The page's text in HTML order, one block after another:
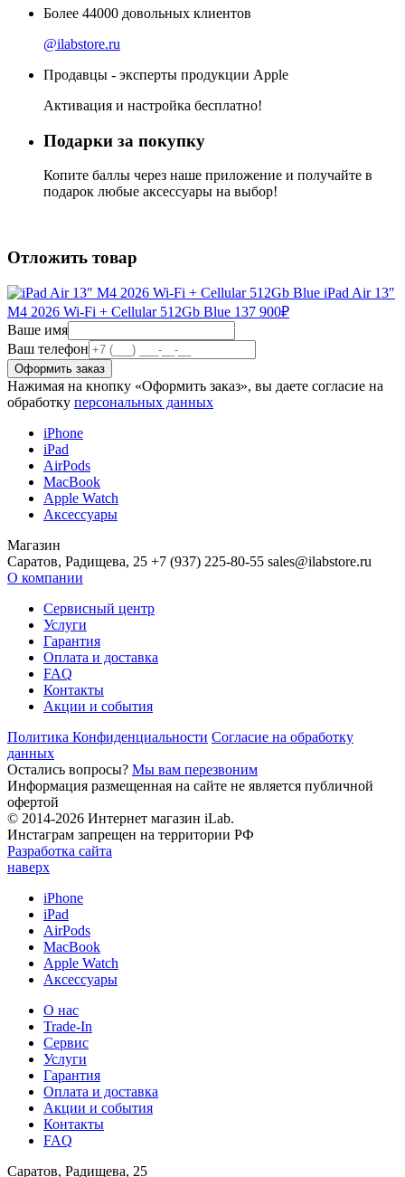
Более 44000 довольных клиентов
@ilabstore.ru
Продавцы - эксперты продукции Apple
Активация и настройка бесплатно!
Подарки за покупку
Копите баллы через наше приложение и получайте в
подарок любые аксессуары на выбор!
Отложить товар
iPad Air 13″
M4 2026 Wi-Fi + Cellular 512Gb Blue 137 900₽
Ваше имя
Ваш телефон
Нажимая на кнопку «Оформить заказ», вы даете согласие на
обработку персональных данных
iPhone
iPad
AirPods
MacBook
Apple Watch
Аксессуары
Магазин
Саратов, Радищева, 25 +7 (937) 225-80-55 sales@ilabstore.ru
О компании
Сервисный центр
Услуги
Гарантия
Оплата и доставка
FAQ
Контакты
Акции и события
Политика Конфиденциальности Согласие на обработку
данных
Остались вопросы? Мы вам перезвоним
Информация размещенная на сайте не является публичной
офертой
© 2014-2026 Интернет магазин iLab.
Инстаграм запрещен на территории РФ
Разработка сайта
наверх
iPhone
iPad
AirPods
MacBook
Apple Watch
Аксессуары
О нас
Trade-In
Сервис
Услуги
Гарантия
Оплата и доставка
Акции и события
Контакты
FAQ
Саратов, Радищева, 25